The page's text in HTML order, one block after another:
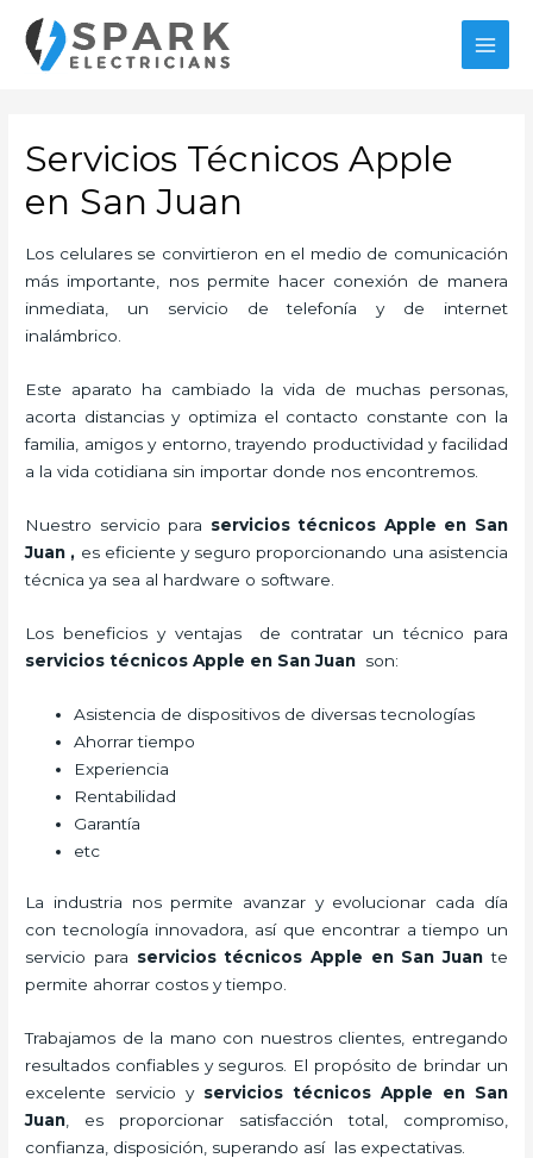
contenido
Servicios Técnicos Apple
en San Juan
Los celulares se convirtieron en el medio de comunicación
más importante, nos permite hacer conexión de manera
inmediata, un servicio de telefonía y de internet
inalámbrico.
Este aparato ha cambiado la vida de muchas personas,
acorta distancias y optimiza el contacto constante con la
familia, amigos y entorno, trayendo productividad y facilidad
a la vida cotidiana sin importar donde nos encontremos.
Nuestro servicio para servicios técnicos Apple en San
Juan , es eficiente y seguro proporcionando una asistencia
técnica ya sea al hardware o software.
Los beneficios y ventajas de contratar un técnico para
servicios técnicos Apple en San Juan son:
Asistencia de dispositivos de diversas tecnologías
Ahorrar tiempo
Experiencia
Rentabilidad
Garantía
etc
La industria nos permite avanzar y evolucionar cada día
con tecnología innovadora, así que encontrar a tiempo un
servicio para servicios técnicos Apple en San Juan te
permite ahorrar costos y tiempo.
Trabajamos de la mano con nuestros clientes, entregando
resultados confiables y seguros. El propósito de brindar un
excelente servicio y servicios técnicos Apple en San
Juan , es proporcionar satisfacción total, compromiso,
confianza, disposición, superando así las expectativas.